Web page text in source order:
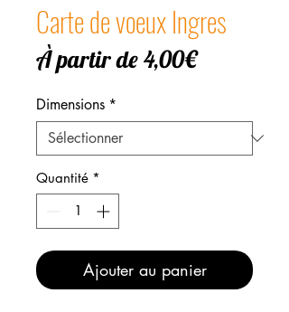
Carte de voeux Ingres
À partir de4,00€Prix
Dimensions *
Quantité *
Ajouter au panier